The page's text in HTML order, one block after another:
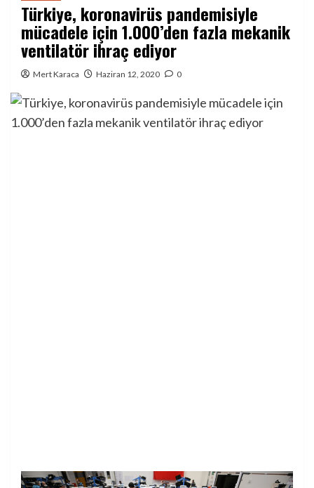
Türkiye, koronavirüs pandemisiyle
mücadele için 1.000’den fazla mekanik
ventilatör ihraç ediyor
Mert Karaca Haziran 12, 2020 0